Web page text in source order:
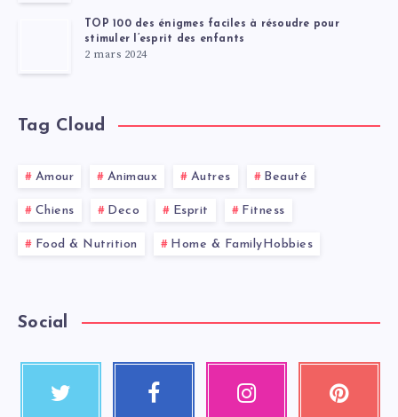
TOP 100 des énigmes faciles à résoudre pour
stimuler l’esprit des enfants
2 mars 2024
Tag Cloud
Amour Animaux Autres Beauté
Chiens Deco Esprit Fitness
Food & Nutrition Home & FamilyHobbies
Social